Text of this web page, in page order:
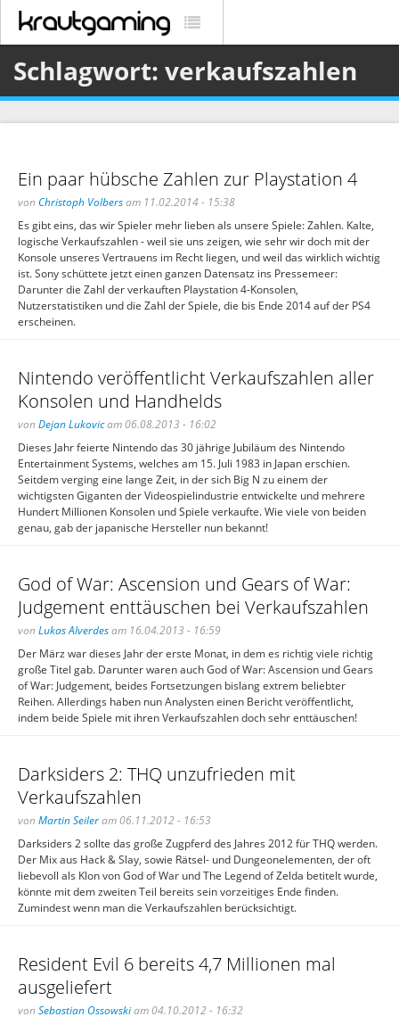
Schlagwort: verkaufszahlen
Ein paar hübsche Zahlen zur Playstation 4
von Christoph Volbersam 11.02.2014 - 15:38
Es gibt eins, das wir Spieler mehr lieben als unsere Spiele: Zahlen. Kalte,
logische Verkaufszahlen - weil sie uns zeigen, wie sehr wir doch mit der
Konsole unseres Vertrauens im Recht liegen, und weil das wirklich wichtig
ist. Sony schüttete jetzt einen ganzen Datensatz ins Pressemeer:
Darunter die Zahl der verkauften Playstation 4-Konsolen,
Nutzerstatistiken und die Zahl der Spiele, die bis Ende 2014 auf der PS4
erscheinen.
Nintendo veröffentlicht Verkaufszahlen aller
Konsolen und Handhelds
von Dejan Lukovicam 06.08.2013 - 16:02
Dieses Jahr feierte Nintendo das 30 jährige Jubiläum des Nintendo
Entertainment Systems, welches am 15. Juli 1983 in Japan erschien.
Seitdem verging eine lange Zeit, in der sich Big N zu einem der
wichtigsten Giganten der Videospielindustrie entwickelte und mehrere
Hundert Millionen Konsolen und Spiele verkaufte. Wie viele von beiden
genau, gab der japanische Hersteller nun bekannt!
God of War: Ascension und Gears of War:
Judgement enttäuschen bei Verkaufszahlen
von Lukas Alverdesam 16.04.2013 - 16:59
Der März war dieses Jahr der erste Monat, in dem es richtig viele richtig
große Titel gab. Darunter waren auch God of War: Ascension und Gears
of War: Judgement, beides Fortsetzungen bislang extrem beliebter
Reihen. Allerdings haben nun Analysten einen Bericht veröffentlicht,
indem beide Spiele mit ihren Verkaufszahlen doch sehr enttäuschen!
Darksiders 2: THQ unzufrieden mit
Verkaufszahlen
von Martin Seileram 06.11.2012 - 16:53
Darksiders 2 sollte das große Zugpferd des Jahres 2012 für THQ werden.
Der Mix aus Hack & Slay, sowie Rätsel- und Dungeonelementen, der oft
liebevoll als Klon von God of War und The Legend of Zelda betitelt wurde,
könnte mit dem zweiten Teil bereits sein vorzeitiges Ende finden.
Zumindest wenn man die Verkaufszahlen berücksichtigt.
Resident Evil 6 bereits 4,7 Millionen mal
ausgeliefert
von Sebastian Ossowskiam 04.10.2012 - 16:32